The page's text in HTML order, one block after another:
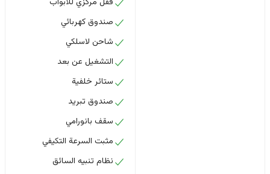
صندوق كهربائي
شاحن لاسلكي
التشغيل عن بعد
ستائر خلفية
صندوق تبريد
سقف بانورامي
مثبت السرعة التكيفي
نظام تنبيه السائق